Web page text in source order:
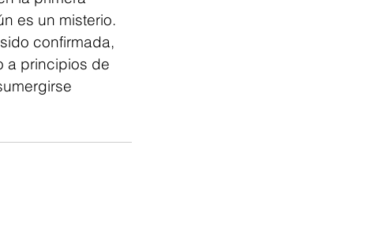
es un misterio.
confirmada,
a principios de